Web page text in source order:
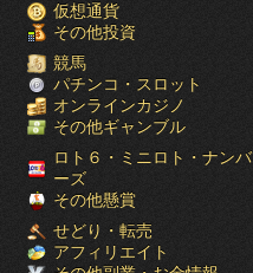
仮想通貨
その他投資
競馬
パチンコ・スロット
オンラインカジノ
その他ギャンブル
ロト６・ミニロト・ナンバ
ーズ
その他懸賞
せどり・転売
アフィリエイト